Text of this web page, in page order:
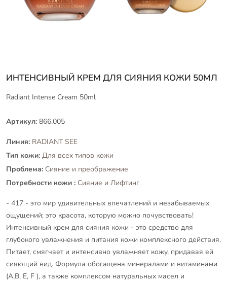
ИНТЕНСИВНЫЙ КРЕМ ДЛЯ СИЯНИЯ КОЖИ 50МЛ
Radiant Intense Cream 50ml
Артикул: 866.005
Линия: RADIANT SEE
Тип кожи: Для всех типов кожи
Проблема: Сияние и преображение
Потребности кожи : Сияние и Лифтинг
- 417 - это мир удивительных впечатлений и незабываемых
ощущений; это красота, которую можно почувствовать!
Интенсивный крем для сияния кожи - это средство для
глубокого увлажнения и питания кожи комплексного действия.
Питает, смягчает и интенсивно увлажняет кожу, придавая ей
сияющий вид. Формула обогащена минералами и витаминами
(А,B, E, F ), а также комплексом натуральных масел и